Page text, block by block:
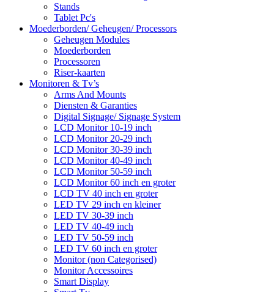
Stands
Tablet Pc's
Moederborden/ Geheugen/ Processors
Geheugen Modules
Moederborden
Processoren
Riser-kaarten
Monitoren & Tv’s
Arms And Mounts
Diensten & Garanties
Digital Signage/ Signage System
LCD Monitor 10-19 inch
LCD Monitor 20-29 inch
LCD Monitor 30-39 inch
LCD Monitor 40-49 inch
LCD Monitor 50-59 inch
LCD Monitor 60 inch en groter
LCD TV 40 inch en groter
LED TV 29 inch en kleiner
LED TV 30-39 inch
LED TV 40-49 inch
LED TV 50-59 inch
LED TV 60 inch en groter
Monitor (non Categorised)
Monitor Accessoires
Smart Display